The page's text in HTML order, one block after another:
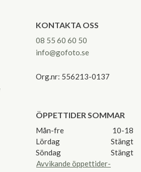
KONTAKTA OSS
08 55 60 60 50
info@gofoto.se
Org.nr: 556213-0137
ÖPPETTIDER SOMMAR
Mån-fre
10-18
Lördag
Stängt
Söndag
Stängt
Avvikande öppettider-